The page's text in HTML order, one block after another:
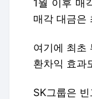
1월 이후 매
매각 대금은
여기에 최초
환차익 효과
SK그룹은